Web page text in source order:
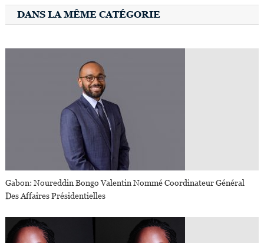
DANS LA MÊME CATÉGORIE
Gabon: Noureddin Bongo Valentin Nommé Coordinateur Général
Des Affaires Présidentielles